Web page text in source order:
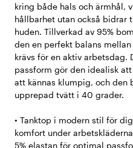
kring både hals och ärmhål,
hållbarhet utan också bidrar
huden. Tillverkad av 95%
den en perfekt balans
krävs för en aktiv arbetsdag.
passform gör den idealisk
att kännas klumpig, och den
upprepad tvätt i 40 grader.
• Tanktop i modern stil för
komfort under
5% elastan för optimal